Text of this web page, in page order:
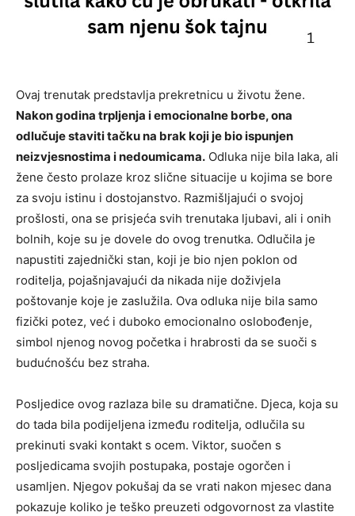
Ovaj trenutak predstavlja prekretnicu u životu žene.
Nakon godina trpljenja i emocionalne borbe, ona
odlučuje staviti tačku na brak koji je bio ispunjen
neizvjesnostima i nedoumicama. Odluka nije bila laka, ali
žene često prolaze kroz slične situacije u kojima se bore
za svoju istinu i dostojanstvo. Razmišljajući o svojoj
prošlosti, ona se prisjeća svih trenutaka ljubavi, ali i onih
bolnih, koje su je dovele do ovog trenutka. Odlučila je
napustiti zajednički stan, koji je bio njen poklon od
roditelja, pojašnjavajući da nikada nije doživjela
poštovanje koje je zaslužila. Ova odluka nije bila samo
fizički potez, već i duboko emocionalno oslobođenje,
simbol njenog novog početka i hrabrosti da se suoči s
budućnošću bez straha.
Posljedice ovog razlaza bile su dramatične. Djeca, koja su
do tada bila podijeljena između roditelja, odlučila su
prekinuti svaki kontakt s ocem. Viktor, suočen s
posljedicama svojih postupaka, postaje ogorčen i
usamljen. Njegov pokušaj da se vrati nakon mjesec dana
pokazuje koliko je teško preuzeti odgovornost za vlastite